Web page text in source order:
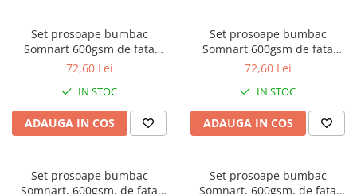
Set prosoape bumbac
Somnart 600gsm de fata
50x90 cm + de corp 70x140 +
72,60 Lei
IN STOC
ADAUGA IN COS
Set prosoape bumbac
Somnart 600gsm de fata
50x90 cm + de corp 70x140 +
72,60 Lei
IN STOC
ADAUGA IN COS
Set prosoape bumbac
Somnart, 600gsm, de fata
Set prosoape bumbac
Somnart, 600gsm, de fata